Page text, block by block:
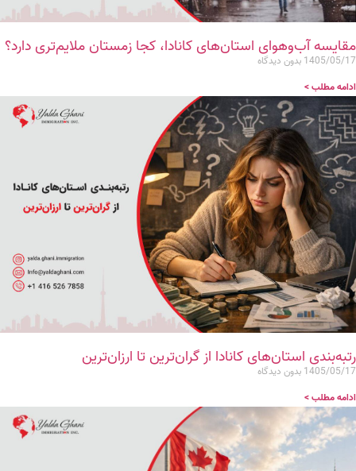
مقایسه آب‌و‌هوای استان‌های کانادا، کجا زمستان ملایم‌تری دارد؟
1405/05/17 بدون دیدگاه
ادامه مطلب >
رتبه‌بندی استان‌های کانادا از گران‌ترین تا ارزان‌ترین
1405/05/17 بدون دیدگاه
ادامه مطلب >